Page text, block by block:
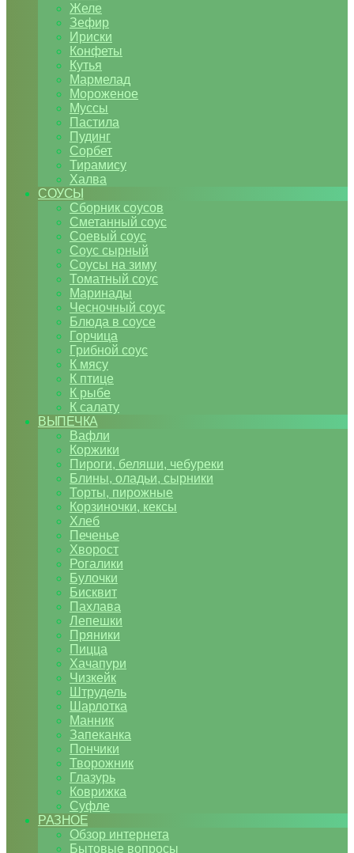
Желе
Зефир
Ириски
Конфеты
Кутья
Мармелад
Мороженое
Муссы
Пастила
Пудинг
Сорбет
Тирамису
Халва
СОУСЫ
Сборник соусов
Сметанный соус
Соевый соус
Соус сырный
Соусы на зиму
Томатный соус
Маринады
Чесночный соус
Блюда в соусе
Горчица
Грибной соус
К мясу
К птице
К рыбе
К салату
ВЫПЕЧКА
Вафли
Коржики
Пироги, беляши, чебуреки
Блины, оладьи, сырники
Торты, пирожные
Корзиночки, кексы
Хлеб
Печенье
Хворост
Рогалики
Булочки
Бисквит
Пахлава
Лепешки
Пряники
Пицца
Хачапури
Чизкейк
Штрудель
Шарлотка
Манник
Запеканка
Пончики
Творожник
Глазурь
Коврижка
Суфле
РАЗНОЕ
Обзор интернета
Бытовые вопросы